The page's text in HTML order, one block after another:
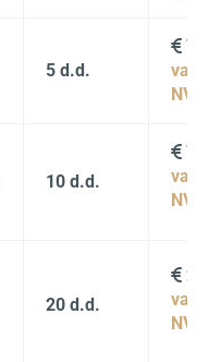
5 d.d.
 75
vai
NVD
10 d.d.
 75
vai
NVD
20 d.d.
 299
vai
NVD